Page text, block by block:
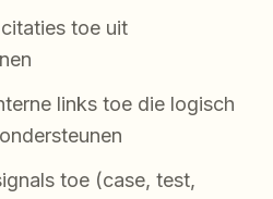
toe uit
links toe die logisch
toe (case, test,